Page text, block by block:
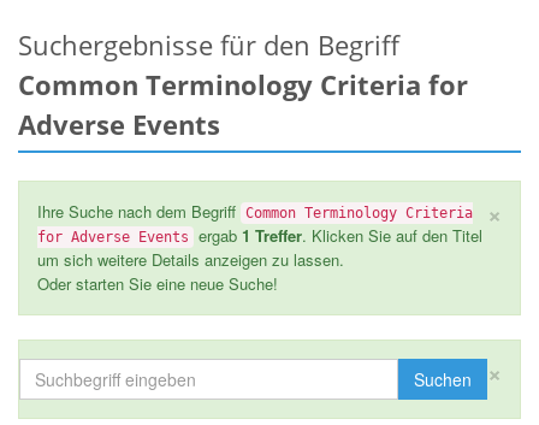
Suchergebnisse für den Begriff
Common Terminology Criteria for
Adverse Events
×
Ihre Suche nach dem Begriff Common Terminology Criteria
for Adverse Events
ergab 1 Treffer. Klicken Sie auf den Titel
um sich weitere Details anzeigen zu lassen.
Oder starten Sie eine neue Suche!
×
Suchen